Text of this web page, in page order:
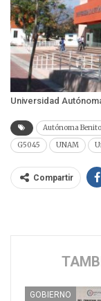
Universidad
Autónoma
G5045
UNAM
Compartir
GOBIERNO